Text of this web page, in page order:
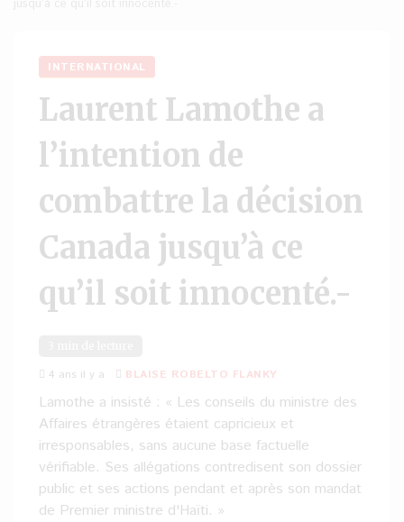
INTERNATIONAL
Laurent Lamothe a
l’intention de
combattre la décision
Canada jusqu’à ce
qu’il soit innocenté.-
4 ans il y a BLAISE ROBELTO FLANKY
Lamothe a insisté : « Les conseils du ministre des
Affaires étrangères étaient capricieux et
irresponsables, sans aucune base factuelle
vérifiable. Ses allégations contredisent son dossier
public et ses actions pendant et après son mandat
de Premier ministre d'Haïti. »